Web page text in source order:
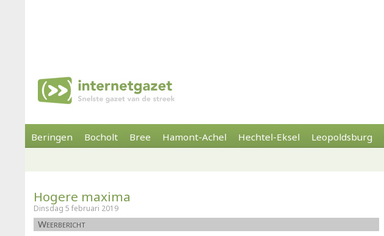
Beringen Bocholt Bree Hamont-Achel Hechtel-Eksel Leopoldsburg
Hogere maxima
Dinsdag 5 februari 2019
Weerbericht